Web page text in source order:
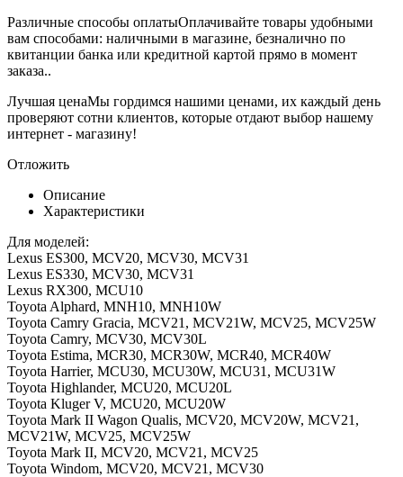
Различные способы оплатыОплачивайте товары удобными
вам способами: наличными в магазине, безналично по
квитанции банка или кредитной картой прямо в момент
заказа..
Лучшая ценаМы гордимся нашими ценами, их каждый день
проверяют сотни клиентов, которые отдают выбор нашему
интернет - магазину!
Отложить
Описание
Характеристики
Для моделей:
Lexus ES300, MCV20, MCV30, MCV31
Lexus ES330, MCV30, MCV31
Lexus RX300, MCU10
Toyota Alphard, MNH10, MNH10W
Toyota Camry Gracia, MCV21, MCV21W, MCV25, MCV25W
Toyota Camry, MCV30, MCV30L
Toyota Estima, MCR30, MCR30W, MCR40, MCR40W
Toyota Harrier, MCU30, MCU30W, MCU31, MCU31W
Toyota Highlander, MCU20, MCU20L
Toyota Kluger V, MCU20, MCU20W
Toyota Mark II Wagon Qualis, MCV20, MCV20W, MCV21,
MCV21W, MCV25, MCV25W
Toyota Mark II, MCV20, MCV21, MCV25
Toyota Windom, MCV20, MCV21, MCV30